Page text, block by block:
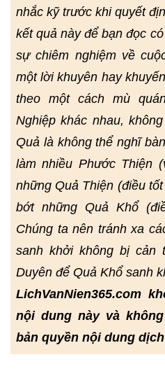
nhắc kỹ trước khi quyết
kết quả này để bạn đọc
sự chiêm nghiệm về
một lời khuyên hay
theo một cách mù
Nghiệp khác nhau,
Quả là không thể nghĩ
làm nhiều Phước Thiện
những Quả Thiện (điều
bớt những Quả Khổ
Chúng ta nên tránh xa
sanh khởi không bị cản
Duyên để Quả Khổ sanh
LichVanNien365.com
nội dung này và
bản quyền nội dung